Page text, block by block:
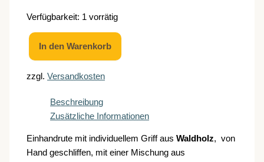
Verfügbarkeit: 1 vorrätig
Einhandrute
Waldholz,
Menge
In den Warenkorb
zzgl.Versandkosten
Beschreibung
Zusätzliche Informationen
Einhandrute mit individuellem Griff ausWaldholz, von
Hand geschliffen, mit einer Mischung aus